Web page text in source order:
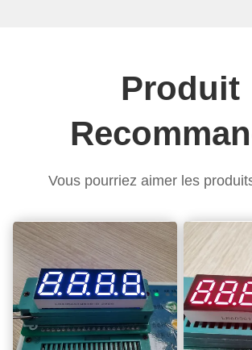
Produit
Vous pourriez aimer les